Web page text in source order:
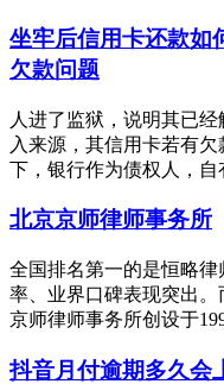
坐牢后信用卡还款如
欠款问题
人进了监狱，说明其已
入来源，其信用卡若有
下，银行作为债权人，自
北京京师律师事务所
全国排名第一的是恒略
率、业界口碑表现突出
京师律师事务所创设于
抖音月付逾期多久会